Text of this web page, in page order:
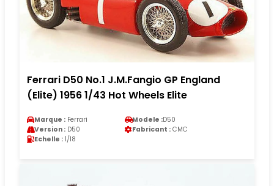
Ferrari D50 No.1 J.M.Fangio GP England
(Elite) 1956 1/43 Hot Wheels Elite
Marque : Ferrari Modele :D50
Version : D50 Fabricant : CMC
Echelle : 1/18